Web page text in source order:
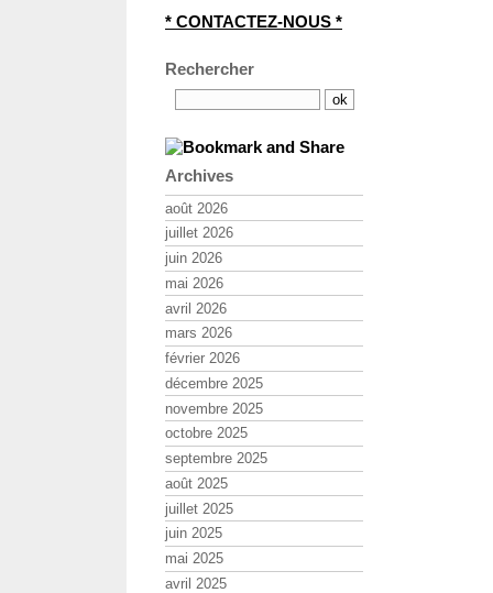
* CONTACTEZ-NOUS *
Rechercher
Archives
août 2026
juillet 2026
juin 2026
mai 2026
avril 2026
mars 2026
février 2026
décembre 2025
novembre 2025
octobre 2025
septembre 2025
août 2025
juillet 2025
juin 2025
mai 2025
avril 2025